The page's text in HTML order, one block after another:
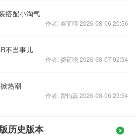
搭配小淘气
作者: 梁菲晴 2026-08-06 20:56
不当事儿
作者: 娄荷晓 2026-08-07 02:34
热潮
作者: 贾怡蕊 2026-08-06 23:54
历史版本